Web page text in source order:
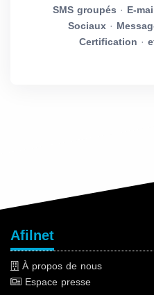
SMS groupés · E-
Sociaux·
Certification ·
Afilnet
À propos de nous
Espace presse